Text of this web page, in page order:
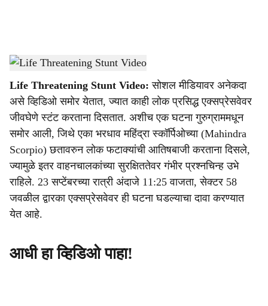
a
r
e
Viral Video -Dainik Gomantak
Life Threatening Stunt Video: सोशल मीडियावर अनेकदा
असे व्हिडिओ समोर येतात, ज्यात काही लोक प्रसिद्ध एक्सप्रेसवेवर
जीवघेणे स्टंट करताना दिसतात. अशीच एक घटना गुरुग्राममधून
समोर आली, जिथे एका भरधाव महिंद्रा स्कॉर्पिओच्या (Mahindra
Scorpio) छतावरुन लोक फटाक्यांची आतिषबाजी करताना दिसले,
ज्यामुळे इतर वाहनचालकांच्या सुरक्षिततेवर गंभीर प्रश्नचिन्ह उभे
राहिले. 23 सप्टेंबरच्या रात्री अंदाजे 11:25 वाजता, सेक्टर 58
जवळील द्वारका एक्सप्रेसवेवर ही घटना घडल्याचा दावा करण्यात
येत आहे.
आधी हा व्हिडिओ पाहा!